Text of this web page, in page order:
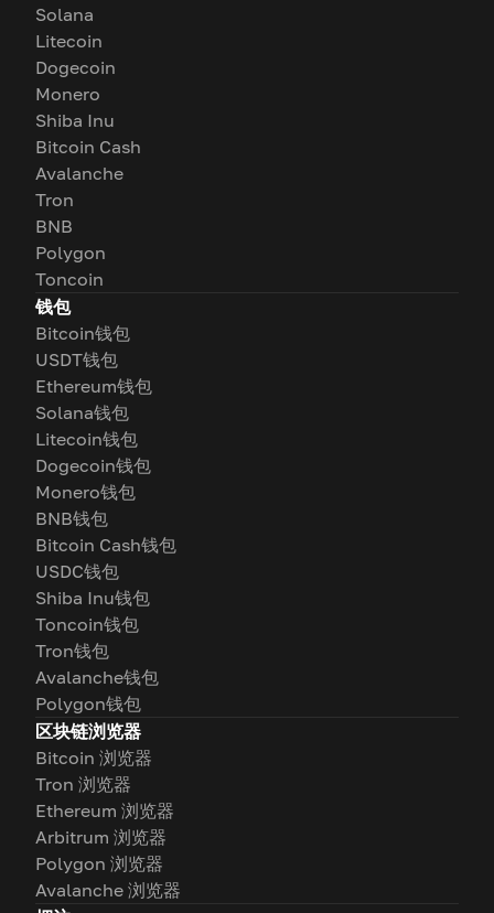
Solana
Litecoin
Dogecoin
Monero
Shiba Inu
Bitcoin Cash
Avalanche
Tron
BNB
Polygon
Toncoin
钱包
Bitcoin钱包
USDT钱包
Ethereum钱包
Solana钱包
Litecoin钱包
Dogecoin钱包
Monero钱包
BNB钱包
Bitcoin Cash钱包
USDC钱包
Shiba Inu钱包
Toncoin钱包
Tron钱包
Avalanche钱包
Polygon钱包
区块链浏览器
Bitcoin 浏览器
Tron 浏览器
Ethereum 浏览器
Arbitrum 浏览器
Polygon 浏览器
Avalanche 浏览器